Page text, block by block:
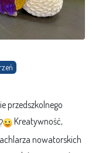
przedszkolnego
Kreatywność,
nowatorskich